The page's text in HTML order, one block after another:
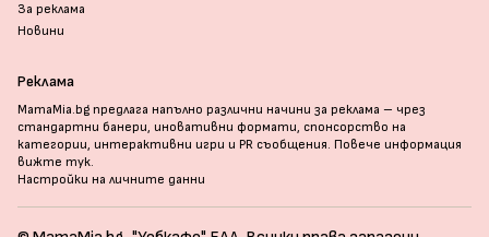
За реклама
Новини
Реклама
MamaMia.bg предлага напълно различни начини за реклама – чрез
стандартни банери, иновативни формати, спонсорство на
категории, интерактивни игри и PR съобщения. Повече информация
вижте тук.
Настройки на личните данни